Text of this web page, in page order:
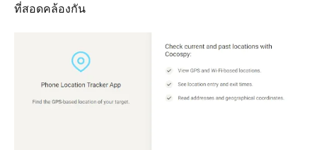
ที่สอดคล้องกัน